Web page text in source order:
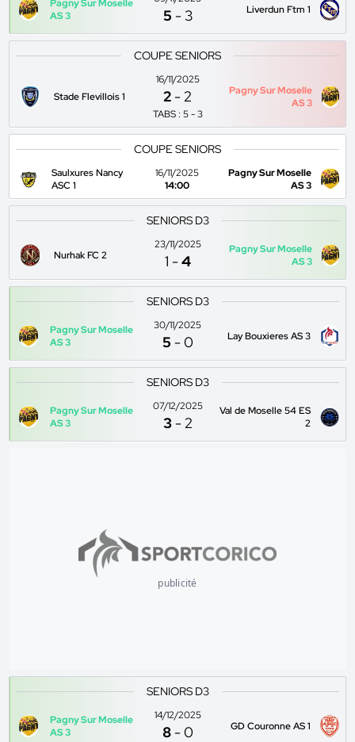
Pagny Sur Moselle
AS 3
5 - 3 Liverdun Ftm 1
COUPE SENIORS
Stade Flevillois 1
16/11/2025
2 -2
TABS : 5 - 3
Pagny Sur Moselle
AS 3
COUPE SENIORS
Saulxures Nancy
ASC 1
16/11/2025
14:00
Pagny Sur Moselle
AS 3
SENIORS D3
Nurhak FC 2
23/11/2025
1 -4
Pagny Sur Moselle
AS 3
SENIORS D3
Pagny Sur Moselle
AS 3
30/11/2025
5 -0 Lay Bouxieres AS 3
SENIORS D3
Pagny Sur Moselle
AS 3
07/12/2025
3 -2
Val de Moselle 54 ES
2
publicité
SENIORS D3
Pagny Sur Moselle
AS 3
14/12/2025
8 -0 GD Couronne AS 1